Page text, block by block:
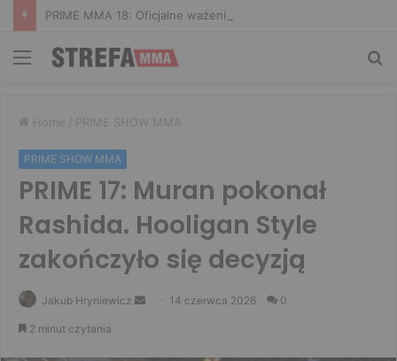
Menu
Home / PRIME SHOW MMA
PRIME SHOW MMA
PRIME 17: Muran pokonał
Rashida. Hooligan Style
zakończyło się decyzją
Jakub Hryniewicz
Send 14 czerwca 2026 0
2 minut czytania